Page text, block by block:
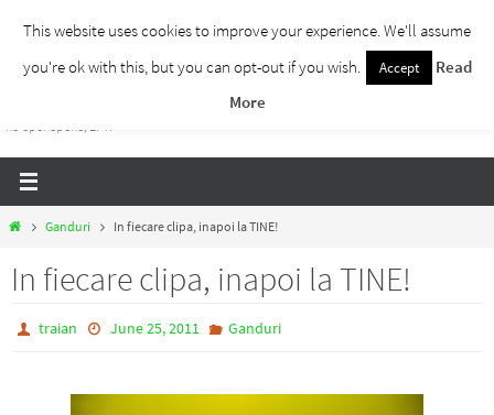
contentTraieste Liber
Un blog despre dezvoltare personala, puterea prezentului si eliberarea de ganduri,
ho'oponopono, EFT!
HomeGanduri In fiecare clipa, inapoi la TINE!
In fiecare clipa, inapoi la TINE!
traian June 25, 2011 Ganduri
This website uses cookies to improve your experience. We'll assume
you're ok with this, but you can opt-out if you wish.
Accept
Read
More